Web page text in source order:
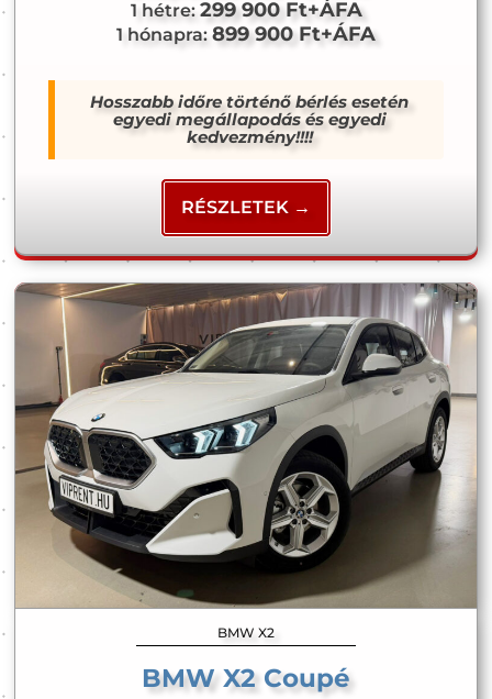
1 hétre: 299 900 Ft+ÁFA
1 hónapra: 899 900 Ft+ÁFA
Hosszabb időre történő bérlés esetén
egyedi megállapodás és egyedi
kedvezmény!!!!
RÉSZLETEK →
BMW X2
BMW X2 Coupé